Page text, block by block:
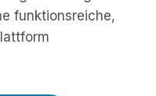
funktionsreiche,